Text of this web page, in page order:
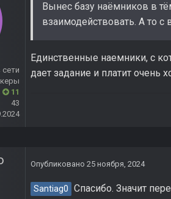
сети
11
43
Вынес базу наёмников в
взаимодействовать. А то
Единственные наемники, с
дает задание и платит очень
Опубликовано 25 ноября, 2024
Santiag0 Спасибо. Значит